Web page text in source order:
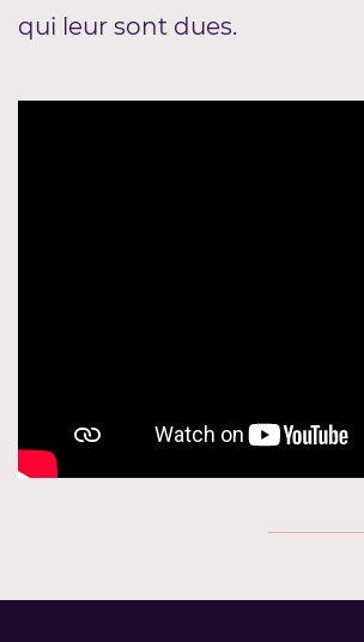
qui leur sont dues.